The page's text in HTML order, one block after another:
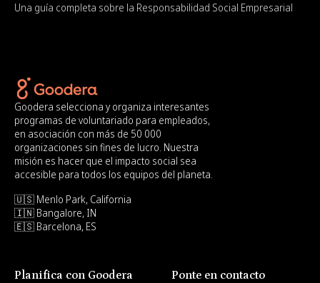
Una guía completa sobre la Responsabilidad Social Empresarial
Goodera selecciona y organiza interesantes
programas de voluntariado para empleados,
en asociación con más de 50 000
organizaciones sin fines de lucro. Nuestra
misión es hacer que el impacto social sea
accesible para todos los equipos del planeta.
🇺🇸 Menlo Park, California
🇮🇳 Bangalore, IN
🇪🇸 Barcelona, ES
Planifica con Goodera Ponte en contacto